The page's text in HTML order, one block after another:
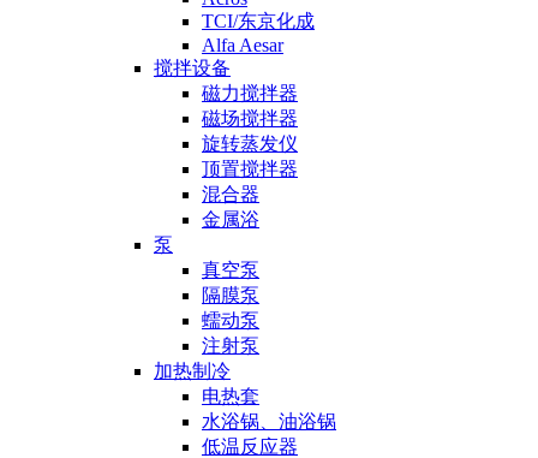
TCI/东京化成
Alfa Aesar
搅拌设备
磁力搅拌器
磁场搅拌器
旋转蒸发仪
顶置搅拌器
混合器
金属浴
泵
真空泵
隔膜泵
蠕动泵
注射泵
加热制冷
电热套
水浴锅、油浴锅
低温反应器